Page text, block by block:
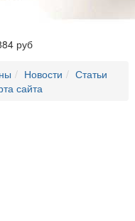
руб
Новости
Статьи
сайта